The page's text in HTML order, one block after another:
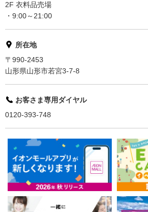
2F 衣料品売場
・9:00～21:00
所在地
〒990-2453
山形県山形市若宮3-7-8
お客さま専用ダイヤル
0120-393-748